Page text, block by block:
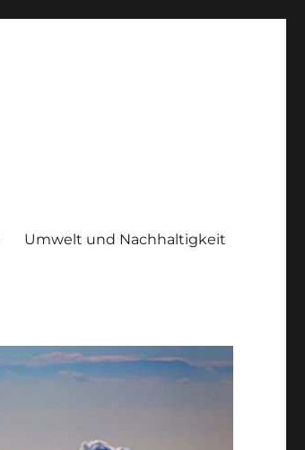
Umwelt und Nachhaltigkeit